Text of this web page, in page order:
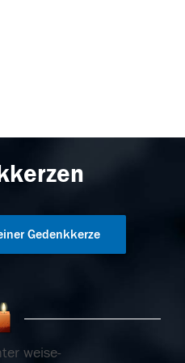
Gedenkkerze
weise-